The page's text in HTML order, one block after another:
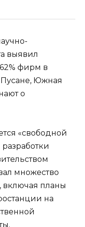
выявил
фирм в
Южная
о
«свободной
множество
включая планы
на